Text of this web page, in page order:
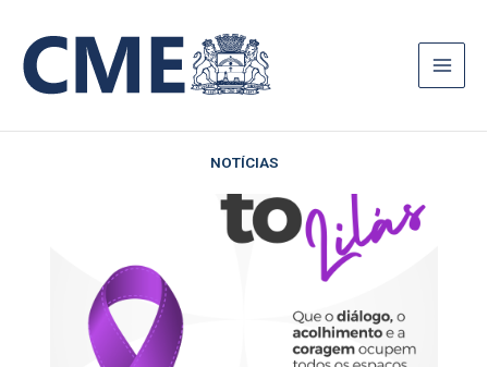
conteúdo
NOTÍCIAS